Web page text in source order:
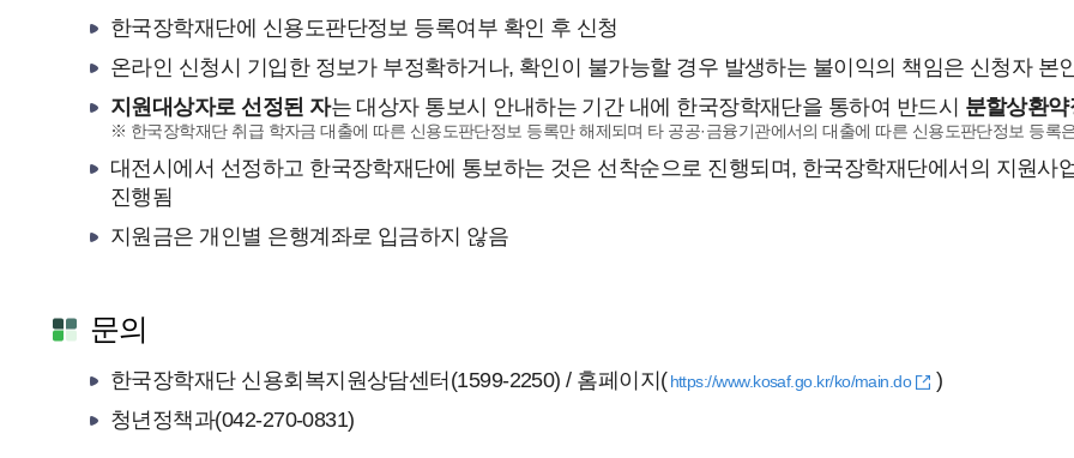
한국장학재단에 신용도판단정보 등록여부 확인 후 신청
온라인 신청시 기입한 정보가 부정확하거나, 확인이 불가능할 경우 발생하는 불이익의 책임은 신청자 본
지원대상자로 선정된 자는 대상자 통보시 안내하는 기간 내에 한국장학재단을 통하여 반드시 분할상환
※ 한국장학재단 취급 학자금 대출에 따른 신용도판단정보 등록만 해제되며 타 공공·금융기관에서의 대출에 따른 신용도판단정보 등록
대전시에서 선정하고 한국장학재단에 통보하는 것은 선착순으로 진행되며, 한국장학재단에서의 지원
진행됨
지원금은 개인별 은행계좌로 입금하지 않음
문의
한국장학재단 신용회복지원상담센터(1599-2250) / 홈페이지( https://www.kosaf.go.kr/ko/main.do
)
청년정책과(042-270-0831)